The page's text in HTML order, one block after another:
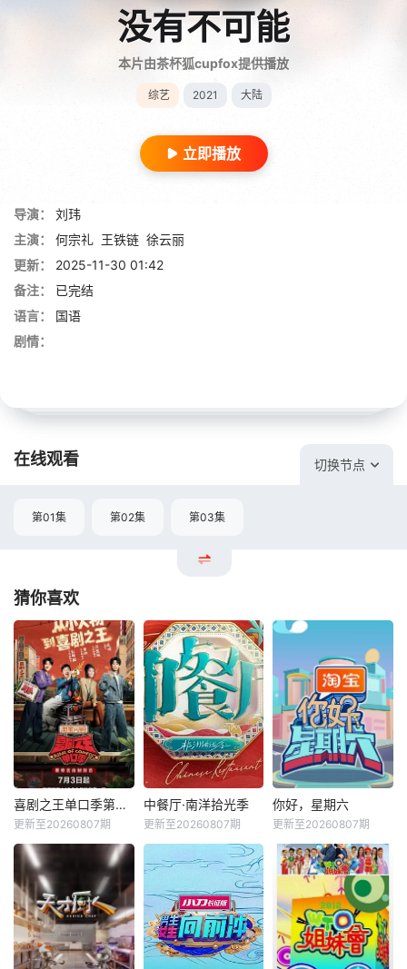
没有不可能
本片由茶杯狐cupfox提供播放
综艺 2021 大陆
立即播放
导演：
刘玮
主演：
何宗礼 王铁链 徐云丽
更新：
2025-11-30 01:42
备注：
已完结
语言：
国语
剧情：
在线观看 切换节点
第01集 第02集 第03集
猜你喜欢
喜剧之王单口季第三季
更新至20260807期
中餐厅·南洋拾光季
更新至20260807期
你好，星期六
更新至20260807期